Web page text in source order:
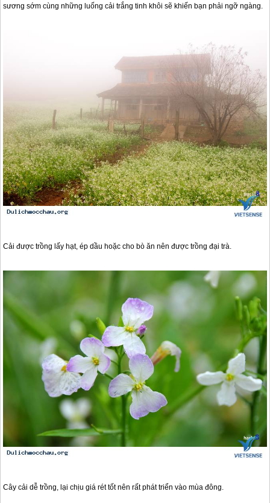
sương sớm cùng những luống cải trắng tinh khôi sẽ khiến bạn phải ngỡ ngàng.
Cải được trồng lấy hạt, ép dầu hoặc cho bò ăn nên được trồng đại trà.
Cây cải dễ trồng, lại chịu giá rét tốt nên rất phát triển vào mùa đông.